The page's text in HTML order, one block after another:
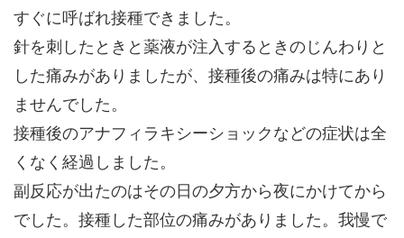
すぐに呼ばれ接種できました。
針を刺したときと薬液が注入するときのじんわりと
した痛みがありましたが、接種後の痛みは特にあり
ませんでした。
接種後のアナフィラキシーショックなどの症状は全
くなく経過しました。
副反応が出たのはその日の夕方から夜にかけてから
でした。接種した部位の痛みがありました。我慢で